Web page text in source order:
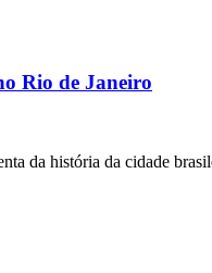
Rio de Janeiro
da história da cidade